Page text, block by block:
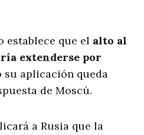
establece que el alto al
extenderse por
su aplicación queda
de Moscú.
a Rusia que la